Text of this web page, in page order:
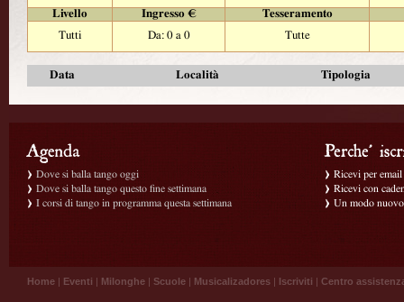
Livello
Ingresso €
Tesseramento
Tutti
Da: 0 a 0 Tutte
Data Località Tipologia
Dove si balla tango oggi
Dove si balla tango questo fine settimana
I corsi di tango in programma questa settimana
Ricevi per
Ricevi con
Un modo
Home | Eventi | Milonghe | Scuole | Musicalizadores | Iscriviti | Centro